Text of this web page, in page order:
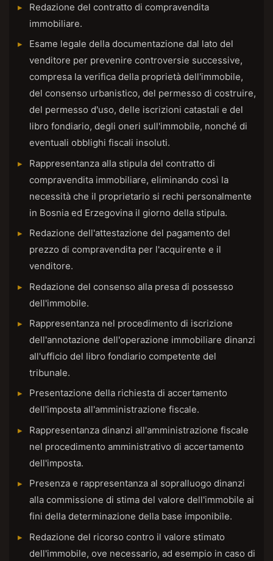
Redazione del contratto di compravendita
immobiliare.
Esame legale della documentazione dal lato del
venditore per prevenire controversie successive,
compresa la verifica della proprietà dell'immobile,
del consenso urbanistico, del permesso di costruire,
del permesso d'uso, delle iscrizioni catastali e del
libro fondiario, degli oneri sull'immobile, nonché di
eventuali obblighi fiscali insoluti.
Rappresentanza alla stipula del contratto di
compravendita immobiliare, eliminando così la
necessità che il proprietario si rechi personalmente
in Bosnia ed Erzegovina il giorno della stipula.
Redazione dell'attestazione del pagamento del
prezzo di compravendita per l'acquirente e il
venditore.
Redazione del consenso alla presa di possesso
dell'immobile.
Rappresentanza nel procedimento di iscrizione
dell'annotazione dell'operazione immobiliare dinanzi
all'ufficio del libro fondiario competente del
tribunale.
Presentazione della richiesta di accertamento
dell'imposta all'amministrazione fiscale.
Rappresentanza dinanzi all'amministrazione fiscale
nel procedimento amministrativo di accertamento
dell'imposta.
Presenza e rappresentanza al sopralluogo dinanzi
alla commissione di stima del valore dell'immobile ai
fini della determinazione della base imponibile.
Redazione del ricorso contro il valore stimato
dell'immobile, ove necessario, ad esempio in caso di